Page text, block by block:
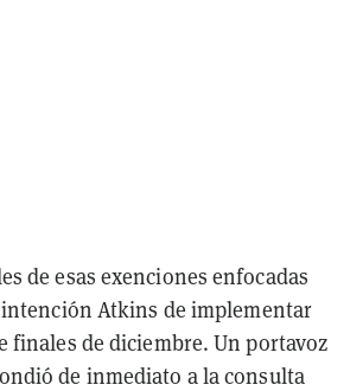
de esas exenciones enfocadas
Atkins de implementar
finales de diciembre. Un portavoz
de inmediato a la consulta